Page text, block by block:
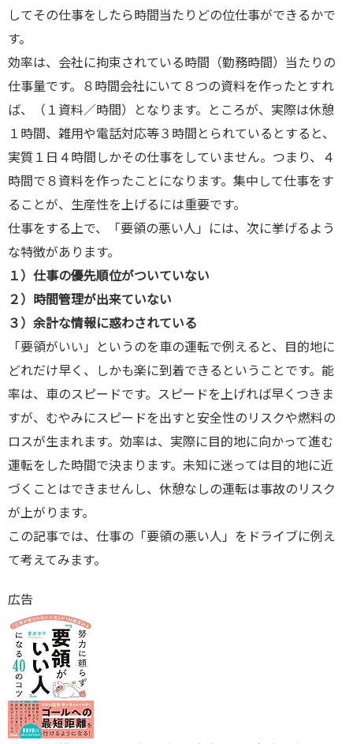
してその仕事をしたら時間当たりどの位仕事ができるかで
す。
効率は、会社に拘束されている時間（勤務時間）当たりの
仕事量です。８時間会社にいて８つの資料を作ったとすれ
ば、（１資料／時間）となります。ところが、実際は休憩
１時間、雑用や電話対応等３時間とられているとすると、
実質１日４時間しかその仕事をしていません。つまり、４
時間で８資料を作ったことになります。集中して仕事をす
ることが、生産性を上げるには重要です。
仕事をする上で、「要領の悪い人」には、次に挙げるよう
な特徴があります。
１）仕事の優先順位がついていない
２）時間管理が出来ていない
３）余計な情報に惑わされている
「要領がいい」というのを車の運転で例えると、目的地に
どれだけ早く、しかも楽に到着できるということです。能
率は、車のスピードです。スピードを上げれば早くつきま
すが、むやみにスピードを出すと安全性のリスクや燃料の
ロスが生まれます。効率は、実際に目的地に向かって進む
運転をした時間で決まります。未知に迷っては目的地に近
づくことはできませんし、休憩なしの運転は事故のリスク
が上がります。
この記事では、仕事の「要領の悪い人」をドライブに例え
て考えてみます。
広告